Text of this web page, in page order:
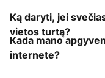
Ką daryti, jei
vietos turtą?
Kada mano
internete?